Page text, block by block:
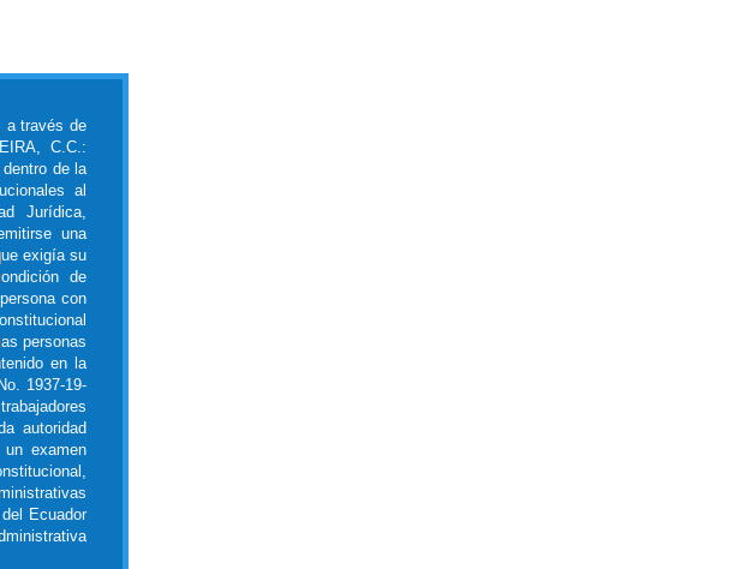
a través de
C.C.:
de la
al
Jurídica,
una
exigía su
de
con
personas
en la
1937-19-
autoridad
examen
Ecuador